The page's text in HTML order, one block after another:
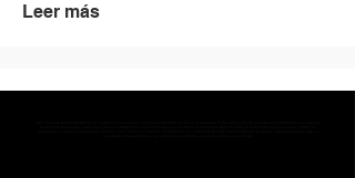
Leer más